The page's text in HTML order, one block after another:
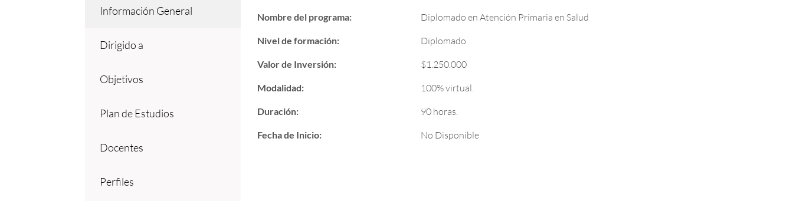
Información General
Dirigido a
Objetivos
Plan de Estudios
Docentes
Perfiles
Nombre del programa: Diplomado en Atención Primaria en Salud
Nivel de formación: Diplomado
Valor de Inversión: $1.250.000
Modalidad: 100% virtual.
Duración: 90 horas.
Fecha de Inicio: No Disponible